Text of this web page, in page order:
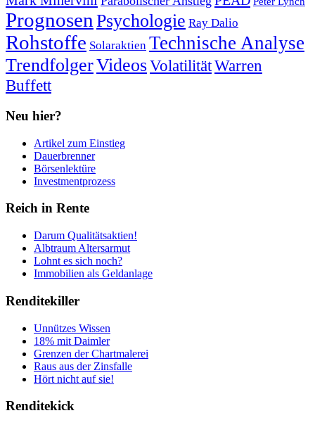
Prognosen Psychologie Ray Dalio
Rohstoffe Solaraktien Technische Analyse
TrendfolgerVideosVolatilitätWarren
Buffett
Neu hier?
Artikel zum Einstieg
Dauerbrenner
Börsenlektüre
Investmentprozess
Reich in Rente
Darum Qualitätsaktien!
Albtraum Altersarmut
Lohnt es sich noch?
Immobilien als Geldanlage
Renditekiller
Unnützes Wissen
18% mit Daimler
Grenzen der Chartmalerei
Raus aus der Zinsfalle
Hört nicht auf sie!
Renditekick